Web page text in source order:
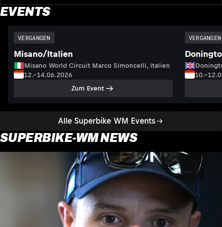
EVENTS
Alle Superbike WM Events
VERGANGEN
Misano/Italien
Misano World Circuit Marco Simoncelli, Italien
12.–14.06.2026
Zum Event
VERGANGEN
SUPERBIKE-WM NEWS